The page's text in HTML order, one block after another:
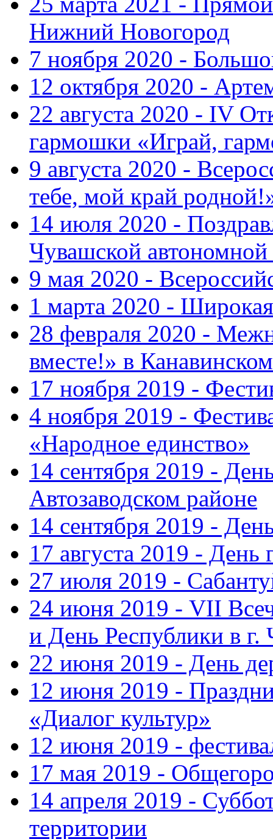
Нижний Новогород
7 ноября 2020 -
12 октября 2020 -
22 августа 2020 - IV
гармошки «Играй,
9 августа 2020 -
тебе, мой край
14 июля 2020 -
Чувашской автономной
9 мая 2020 -
1 марта 2020 -
28 февраля 2020 -
вместе!» в
17 ноября 2019 -
4 ноября 2019 -
«Народное единство»
14 сентября 2019 -
Автозаводском районе
14 сентября 2019 -
17 августа 2019 -
27 июля 2019 -
24 июня 2019 - VII
и День Республики в г.
22 июня 2019 - День
12 июня 2019 -
«Диалог культур»
12 июня 2019 -
17 мая 2019 -
14 апреля 2019 -
территории